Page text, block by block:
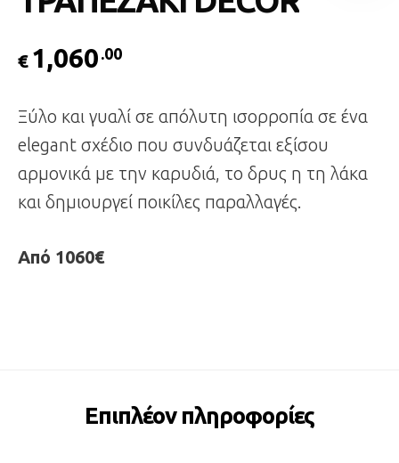
€ 1,060 .00
Ξύλο και γυαλί σε απόλυτη ισορροπία σε ένα
elegant σχέδιο που συνδυάζεται εξίσου
αρμονικά με την καρυδιά, το δρυς η τη λάκα
και δημιουργεί ποικίλες παραλλαγές.
Από 1060€
Επιπλέον πληροφορίες